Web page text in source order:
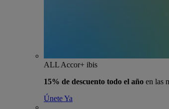
ALL Accor+ ibis
15% de descuento todo el año en las
Únete Ya